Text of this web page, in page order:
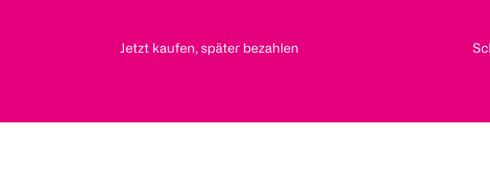
Jetzt kaufen, später bezahlen